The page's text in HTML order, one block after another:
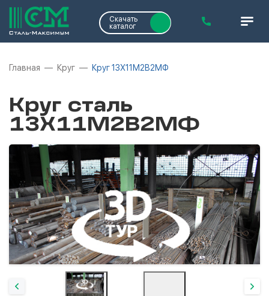
Скачать
каталог
Главная Круг Круг 13Х11М2В2МФ
Круг сталь
13Х11М2В2МФ